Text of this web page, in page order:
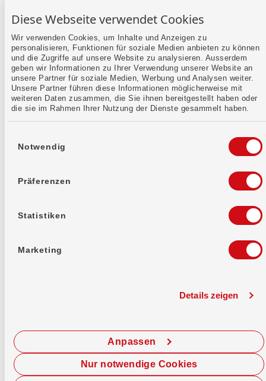
Diese Webseite verwendet Cookies
Wir verwenden Cookies, um Inhalte und Anzeigen zu
personalisieren, Funktionen für soziale Medien anbieten zu können
und die Zugriffe auf unsere Website zu analysieren. Ausserdem
geben wir Informationen zu Ihrer Verwendung unserer Website an
unsere Partner für soziale Medien, Werbung und Analysen weiter.
Unsere Partner führen diese Informationen möglicherweise mit
weiteren Daten zusammen, die Sie ihnen bereitgestellt haben oder
die sie im Rahmen Ihrer Nutzung der Dienste gesammelt haben.
Notwendig
Präferenzen
Statistiken
Marketing
Details zeigen
Anpassen
Nur notwendige Cookies
Mehr erfahren
Kontaktformular
Jetzt chatten